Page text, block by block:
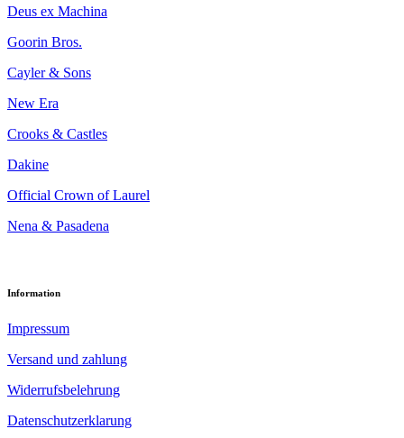
Deus ex Machina
Goorin Bros.
Cayler & Sons
New Era
Crooks & Castles
Dakine
Official Crown of Laurel
Nena & Pasadena
Information
Impressum
Versand und zahlung
Widerrufsbelehrung
Datenschutzerklarung